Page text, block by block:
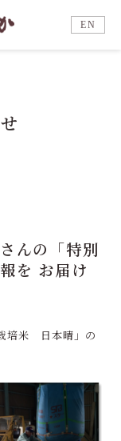
EN
んの「特別
を お届け
培米 日本晴」の